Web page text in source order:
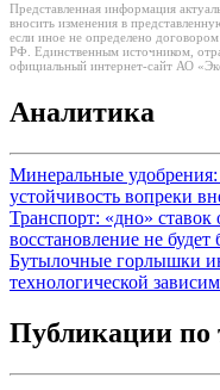
Представленная информация
вносить изменения в
если иное не определено договором
РФ. Единственным источником,
официальный интернет-сайт АО
Аналитика
Минеральные удобрения:
устойчивость вопреки
Транспорт: «дно»
восстановление не
Бутылочные горлышки
технологической
Публикации по